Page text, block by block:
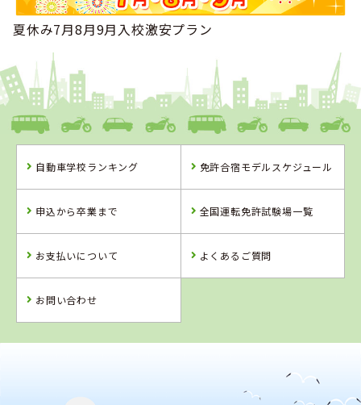
夏休み7月8月9月入校激安プラン
自動車学校ランキング 免許合宿モデルスケジュール
申込から卒業まで 全国運転免許試験場一覧
お支払いについて よくあるご質問
お問い合わせ